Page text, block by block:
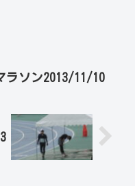
ラソン2013/11/10